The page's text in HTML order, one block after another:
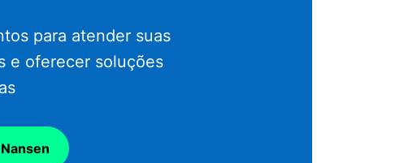
para atender suas
e oferecer soluções